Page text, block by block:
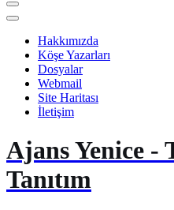
Hakkımızda
Köşe Yazarları
Dosyalar
Webmail
Site Haritası
İletişim
Ajans Yenice -
Tanıtım